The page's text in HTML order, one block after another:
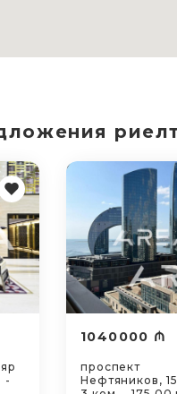
-
1040000 ₼
проспект
Нефтяников,